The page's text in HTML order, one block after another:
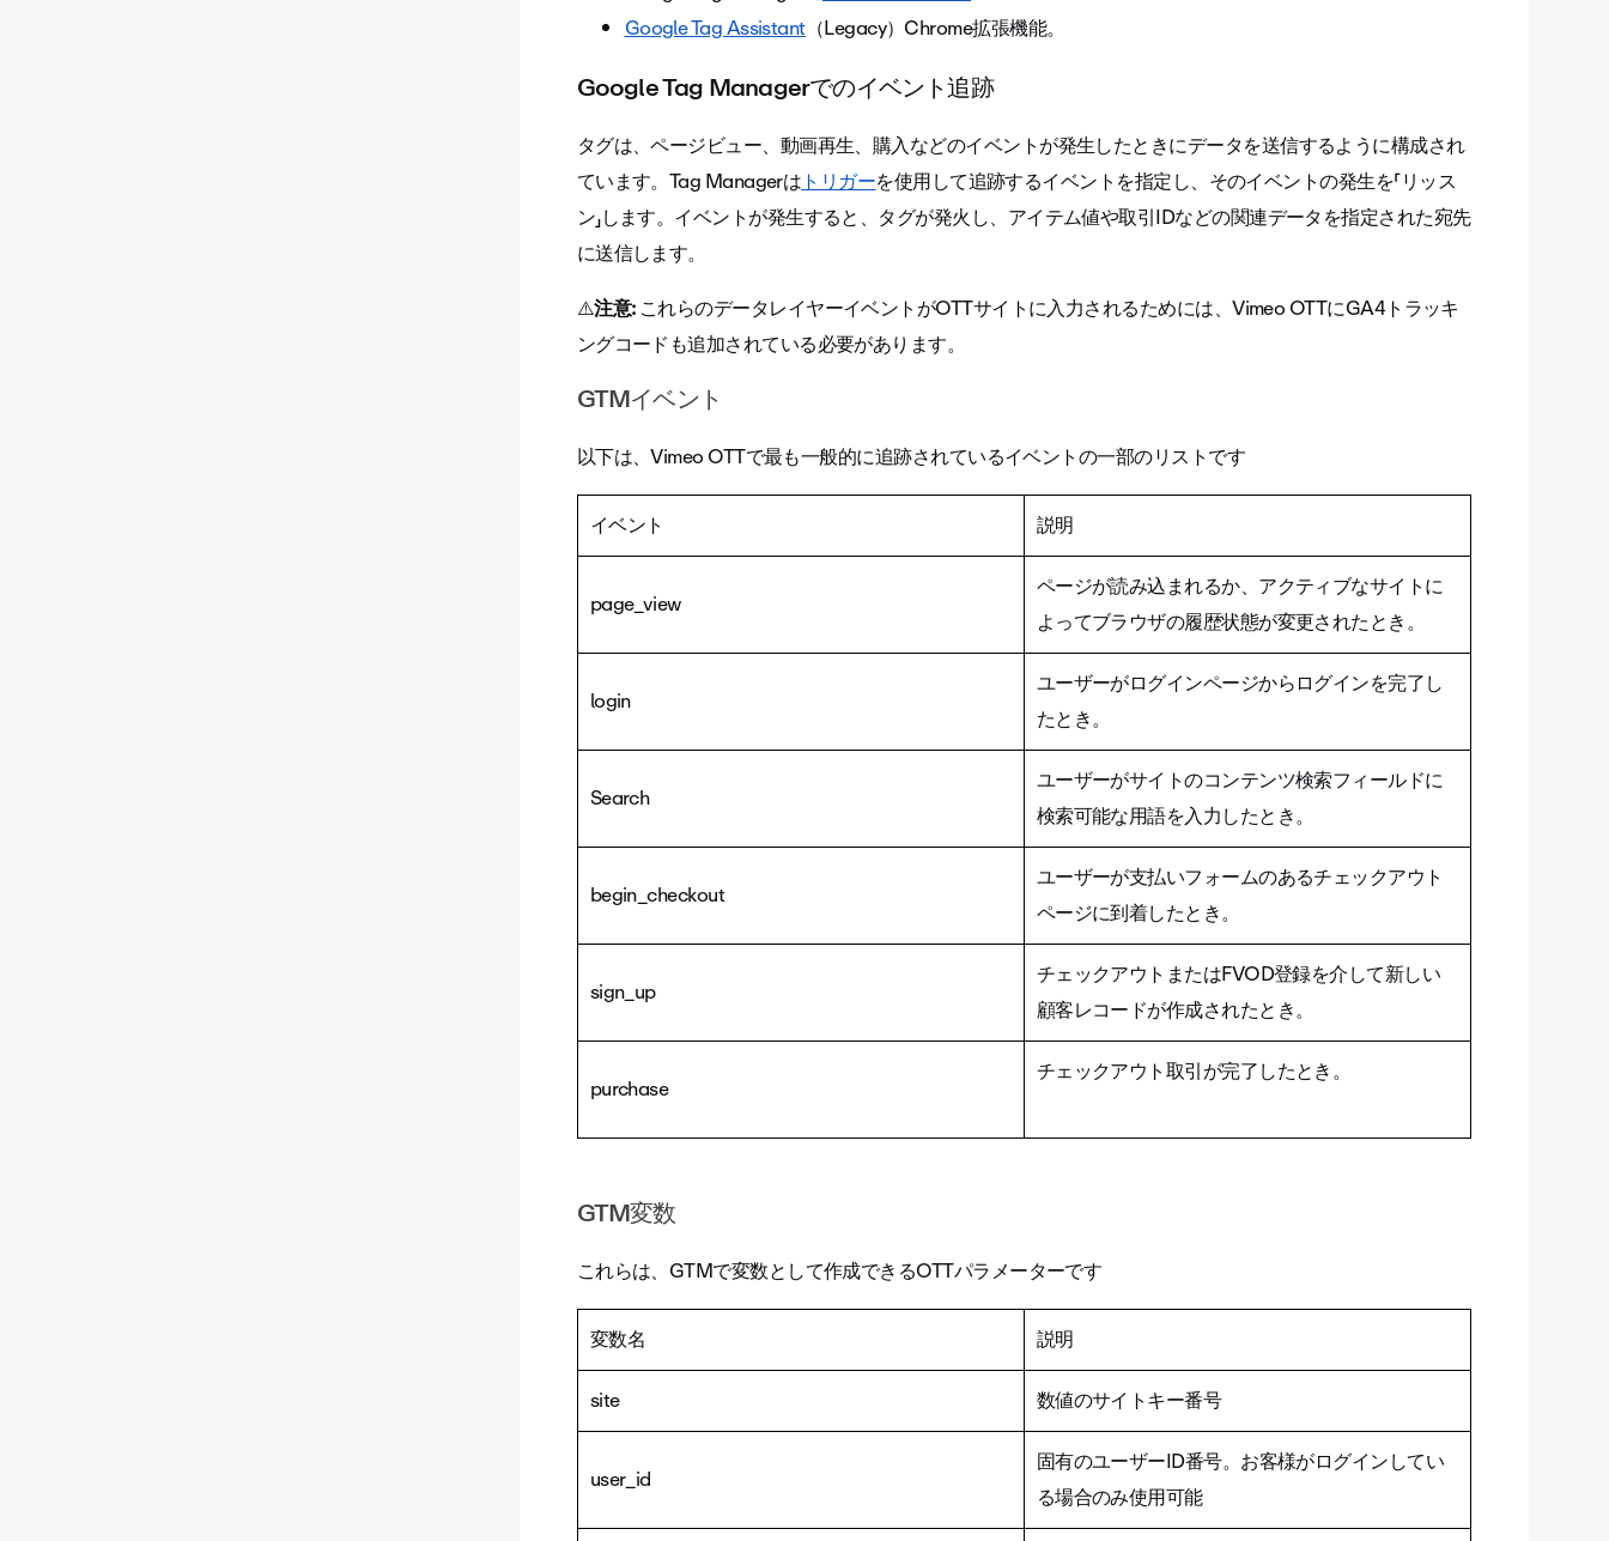
Google Tag Assistant（Legacy）Chrome拡張機能。
Google Tag Managerでのイベント追跡
タグは、ページビュー、動画再生、購入などのイベントが発生したときにデータを送信するように構成され
ています。Tag Managerはトリガーを使用して追跡するイベントを指定し、そのイベントの発生を「リッス
ン」します。イベントが発生すると、タグが発火し、アイテム値や取引IDなどの関連データを指定された宛先
に送信します。
⚠️注意:これらのデータレイヤーイベントがOTTサイトに入力されるためには、Vimeo OTTにGA4トラッキ
ングコードも追加されている必要があります。
GTMイベント
以下は、Vimeo OTTで最も一般的に追跡されているイベントの一部のリストです
イベント 説明
page_view
ページが読み込まれるか、アクティブなサイトに
よってブラウザの履歴状態が変更されたとき。
login
ユーザーがログインページからログインを完了し
たとき。
Search
ユーザーがサイトのコンテンツ検索フィールドに
検索可能な用語を入力したとき。
begin_checkout
ユーザーが支払いフォームのあるチェックアウト
ページに到着したとき。
sign_up
チェックアウトまたはFVOD登録を介して新しい
顧客レコードが作成されたとき。
purchase
チェックアウト取引が完了したとき。
GTM変数
これらは、GTMで変数として作成できるOTTパラメーターです
変数名
説明
site
数値のサイトキー番号
user_id
固有のユーザーID番号。お客様がログインしてい
る場合のみ使用可能